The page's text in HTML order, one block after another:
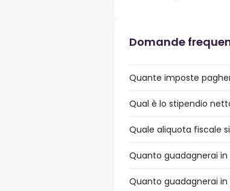
Domande
Quante imposte
Qual è lo stipendio
Quale aliquota fiscale
Quanto guadagnerai in
Quanto guadagnerai in